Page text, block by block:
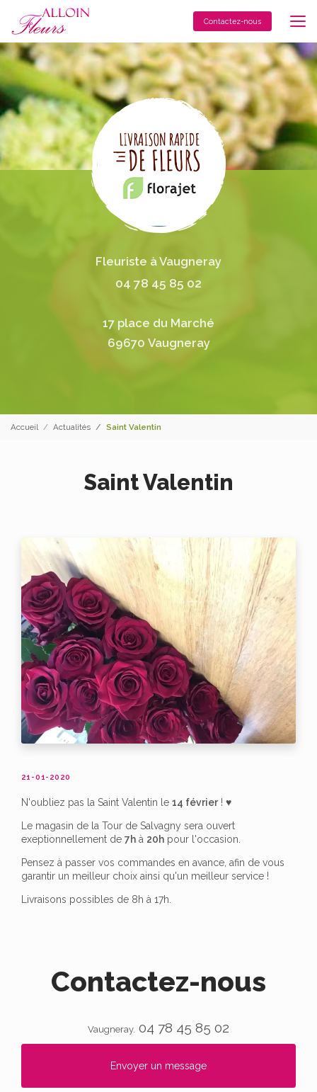
contenu
principal
Contactez-nous
Fleuriste à Vaugneray
04 78 45 85 02
17 place du Marché
69670 Vaugneray
Accueil Actualités Saint Valentin
Saint Valentin
21-01-2020
N'oubliez pas la Saint Valentin le 14 février! ♥
Le magasin de la Tour de Salvagny sera ouvert
exeptionnellement de 7h à 20h pour l'occasion.
Pensez à passer vos commandes en avance, afin de vous
garantir un meilleur choix ainsi qu'un meilleur service !
Livraisons possibles de 8h à 17h.
Contactez-nous
Vaugneray. 04 78 45 85 02
Envoyer un message